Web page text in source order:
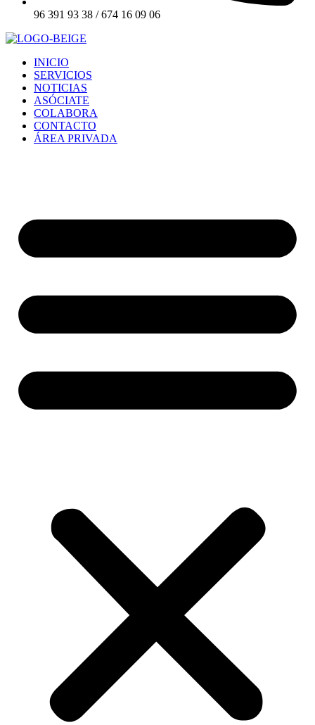
96 391 93 38 / 674 16 09 06
INICIO
SERVICIOS
NOTICIAS
ASÓCIATE
COLABORA
CONTACTO
ÁREA PRIVADA